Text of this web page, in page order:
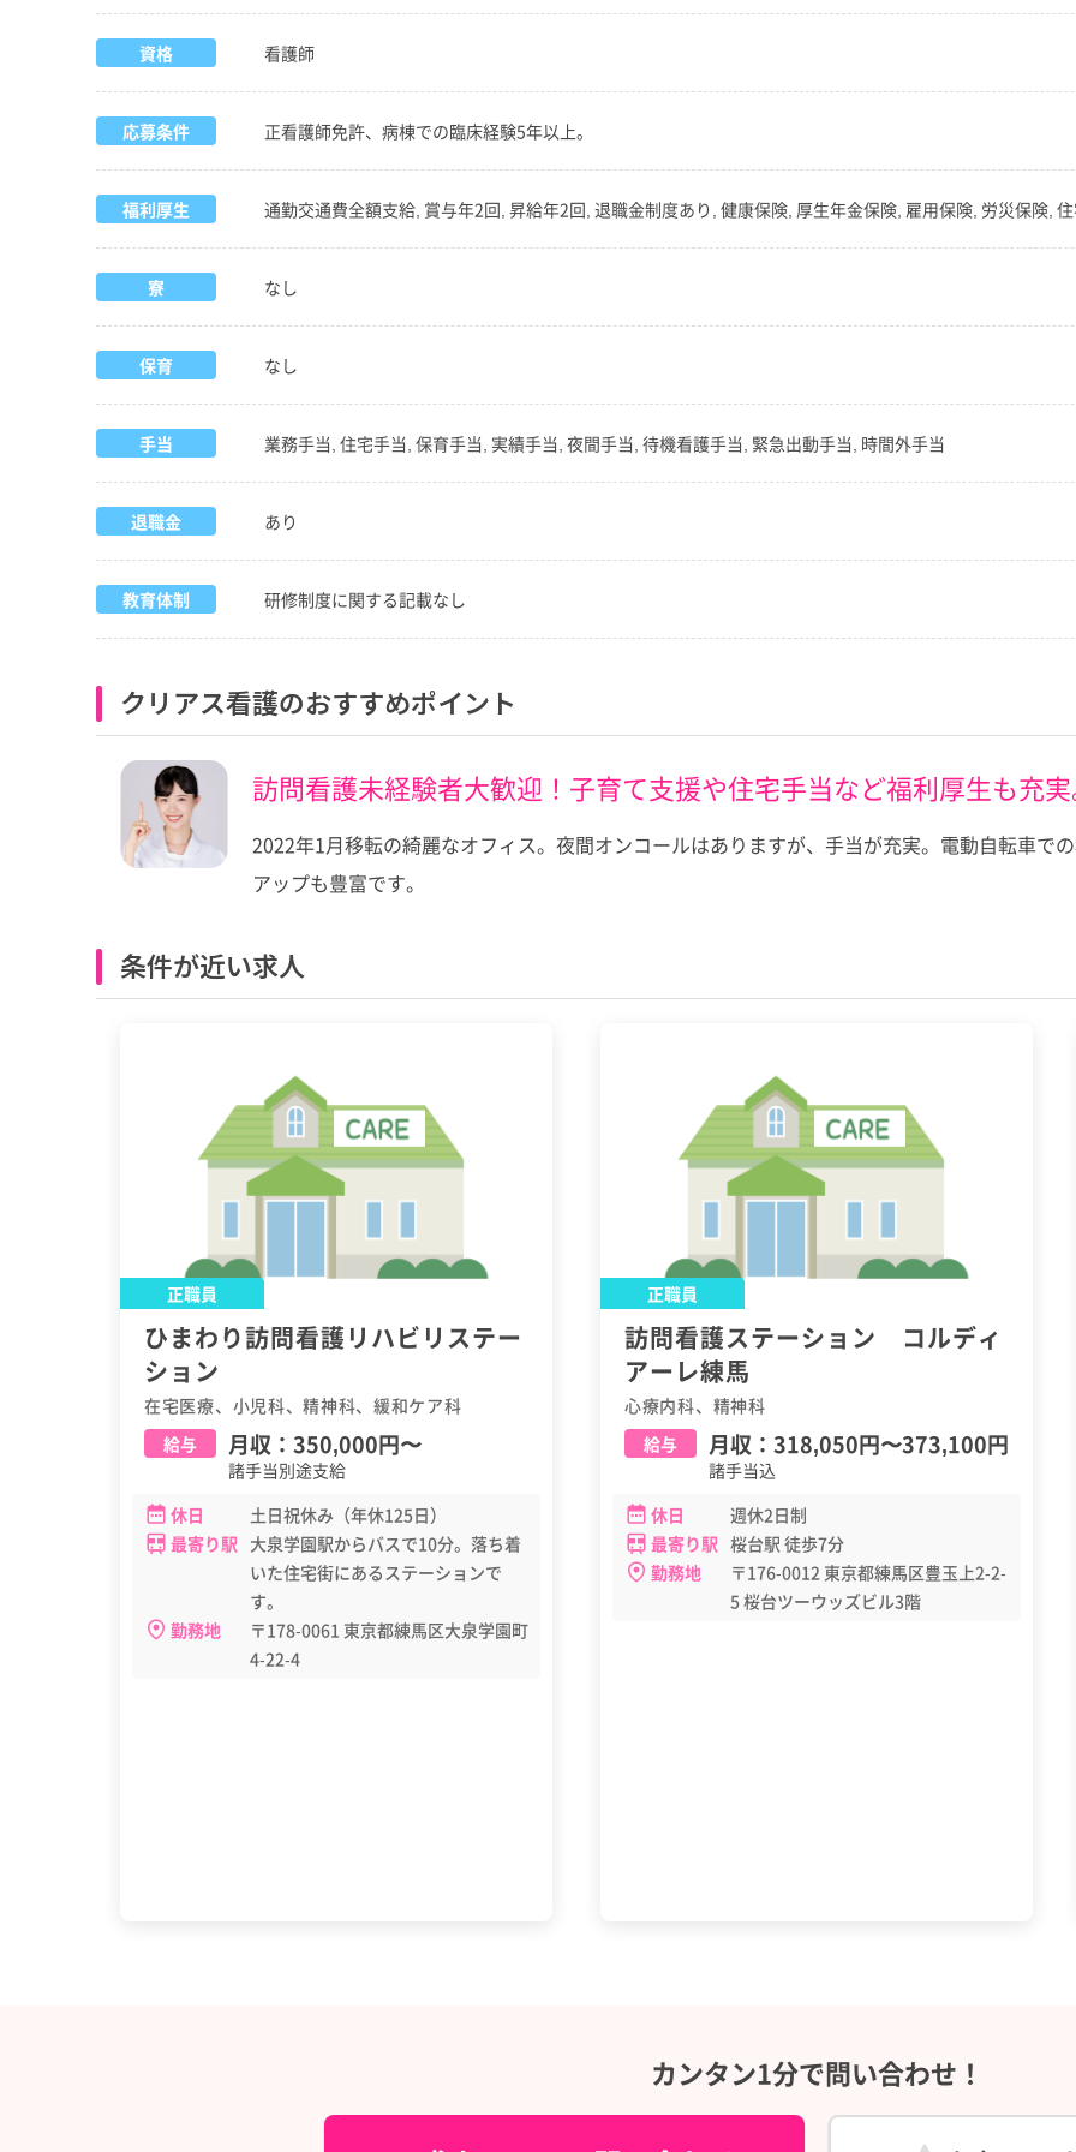
資格 看護師
応募条件 正看護師免許、病棟での臨床経験5年以上。
福利厚生 通勤交通費全額支給, 賞与年2回, 昇給年2回, 退職金制度あり, 健康保険, 厚生年金保険, 雇用保険, 労災保険,
寮 なし
保育 なし
手当 業務手当, 住宅手当, 保育手当, 実績手当, 夜間手当, 待機看護手当, 緊急出動手当, 時間外手当
退職金 あり
教育体制 研修制度に関する記載なし
クリアス看護のおすすめポイント
訪問看護未経験者大歓迎！子育て支援や住宅手当など福利厚生も充
2022年1月移転の綺麗なオフィス。夜間オンコールはありますが、手当が充実。電動自転車で
アップも豊富です。
条件が近い求人
正職員
ひまわり訪問看護リハビリステー
ション
在宅医療、小児科、精神科、緩和ケア科
給与
月収： 350,000円〜
諸手当別途支給
休日
土日祝休み（年休125日）
最寄り駅 大泉学園駅からバスで10分。落ち着
いた住宅街にあるステーションで
す。
勤務地
〒178-0061 東京都練馬区大泉学園町
4-22-4
正職員
訪問看護ステーション コルディ
アーレ練馬
心療内科、精神科
給与
月収： 318,050円〜373,100円
諸手当込
休日
週休2日制
最寄り駅 桜台駅 徒歩7分
勤務地
〒176-0012 東京都練馬区豊玉上2-2-
5 桜台ツーウッズビル3階
カンタン1分で問い合わせ！